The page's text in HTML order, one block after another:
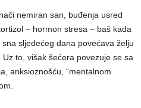
nemiran san, buđenja usred
– hormon stresa – baš kada
sljedećeg dana povećava želju
to, višak šećera povezuje se sa
anksioznošću, “mentalnom